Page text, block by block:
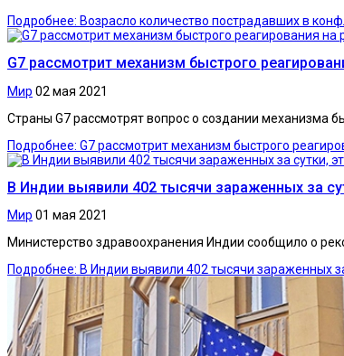
Подробнее: Возрасло количество пострадавших в
G7 рассмотрит механизм быстрого
Мир 02 мая 2021
Страны G7 рассмотрят вопрос о создании механизма
Подробнее: G7 рассмотрит механизм быстрого
В Индии выявили 402 тысячи зараженных за
Мир 01 мая 2021
Министерство здравоохранения Индии сообщило о
Подробнее: В Индии выявили 402 тысячи зараженных за